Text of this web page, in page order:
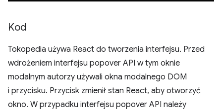
Kod
Tokopedia używa React do tworzenia interfejsu. Przed
wdrożeniem interfejsu popover API w tym oknie
modalnym autorzy używali okna modalnego DOM
i przycisku. Przycisk zmienił stan React, aby otworzyć
okno. W przypadku interfejsu popover API należy